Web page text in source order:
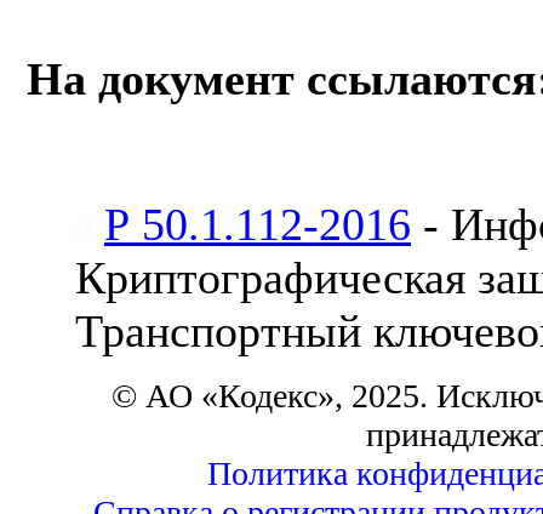
На документ
Р 50.1.112-2016 -
Криптографическая
Транспортный
© АО «Кодекс», 2025.
Политика